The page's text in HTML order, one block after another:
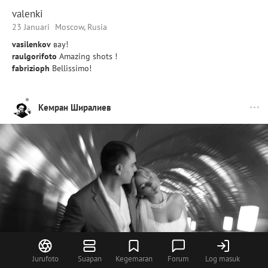
Jurufoto Suapan Kegemaran Forum Log masuk
valenki
23 Januari
Moscow, Rusia
vasilenkov вау!
raulgorifoto Amazing shots !
fabrizioph Bellissimo!
Кемран Ширалиев